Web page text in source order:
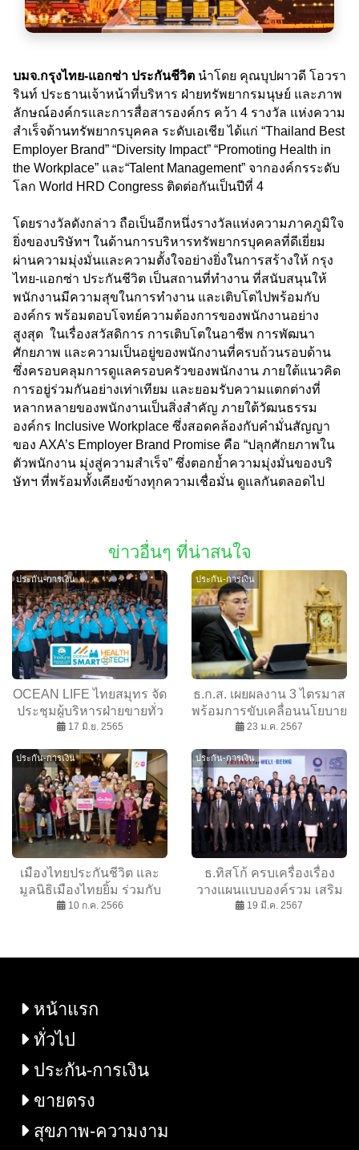
บมจ.กรุงไทย-แอกซ่า ประกันชีวิต นำโดย คุณบุปผาวดี โอวรา
รินท์ ประธานเจ้าหน้าที่บริหาร ฝ่ายทรัพยากรมนุษย์ และภาพ
ลักษณ์องค์กรและการสื่อสารองค์กร คว้า 4 รางวัล แห่งความ
สำเร็จด้านทรัพยากรบุคคล ระดับเอเชีย ได้แก่ “Thailand Best
Employer Brand” “Diversity Impact” “Promoting Health in
the Workplace” และ“Talent Management” จากองค์กรระดับ
โลก World HRD Congress ติดต่อกันเป็นปีที่ 4
โดยรางวัลดังกล่าว ถือเป็นอีกหนึ่งรางวัลแห่งความภาคภูมิใจ
ยิ่งของบริษัทฯ ในด้านการบริหารทรัพยากรบุคคลที่ดีเยี่ยม
ผ่านความมุ่งมั่นและความตั้งใจอย่างยิ่งในการสร้างให้ กรุง
ไทย-แอกซ่า ประกันชีวิต เป็นสถานที่ทำงาน ที่สนับสนุนให้
พนักงานมีความสุขในการทำงาน และเติบโตไปพร้อมกับ
องค์กร พร้อมตอบโจทย์ความต้องการของพนักงานอย่าง
สูงสุด ในเรื่องสวัสดิการ การเติบโตในอาชีพ การพัฒนา
ศักยภาพ และความเป็นอยู่ของพนักงานที่ครบถ้วนรอบด้าน
ซึ่งครอบคลุมการดูแลครอบครัวของพนักงาน ภายใต้แนวคิด
การอยู่ร่วมกันอย่างเท่าเทียม และยอมรับความแตกต่างที่
หลากหลายของพนักงานเป็นสิ่งสำคัญ ภายใต้วัฒนธรรม
องค์กร Inclusive Workplace ซึ่งสอดคล้องกับคำมั่นสัญญา
ของ AXA’s Employer Brand Promise คือ “ปลุกศักยภาพใน
ตัวพนักงาน มุ่งสู่ความสำเร็จ” ซึ่งตอกย้ำความมุ่งมั่นของบริ
ษัทฯ ที่พร้อมทั้งเคียงข้างทุกความเชื่อมั่น ดูแลกันตลอดไป
ข่าวอื่นๆ ที่น่าสนใจ
ประกัน-การเงิน
OCEAN LIFE ไทยสมุทร จัด
ประชุมผู้บริหารฝ่ายขายทั่ว
ประเทศ พร้อมปรับกลยุทธ์
Smart Health + Smart Tech
17 มิ.ย. 2565
ประกัน-การเงิน
ธ.ก.ส. เผยผลงาน 3 ไตรมาส
พร้อมการขับเคลื่อนนโยบาย
รัฐในการแก้ปัญหาหนี้ครัว
23 ม.ค. 2567
ประกัน-การเงิน
เมืองไทยประกันชีวิต และ
มูลนิธิเมืองไทยยิ้ม ร่วมกับ
กรมกิจการผู้สูงอายุ ส่งมอบ
10 ก.ค. 2566
ประกัน-การเงิน
ธ.ทิสโก้ ครบเครื่องเรื่อง
วางแผนแบบองค์รวม เสริม
แกร่ง Holistic Advisory ด้วย
ผลิตภัณฑ์ - บริการที่ดีที่สุด
19 มี.ค. 2567
หน้าแรก
ทั่วไป
ประกัน-การเงิน
ขายตรง
สุขภาพ-ความงาม